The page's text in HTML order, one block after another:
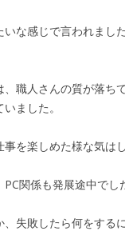
な感じで言われまし
職人さんの質が落ち
ました。
を楽しめた様な気はし
関係も発展途中でし
失敗したら何をす